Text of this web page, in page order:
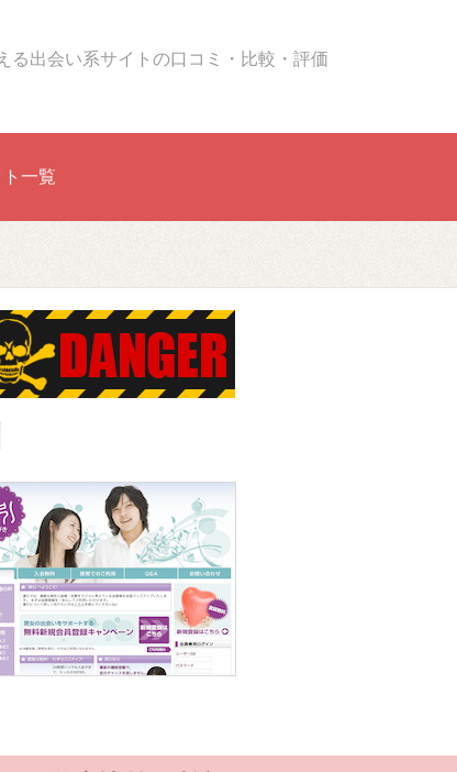
る出会い系サイトの口コミ・比較・評価
一覧